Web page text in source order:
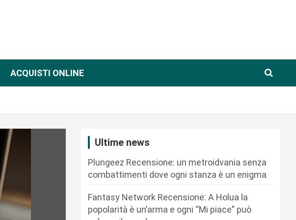
ACQUISTI ONLINE
Ultime news
Plungeez Recensione: un metroidvania senza
combattimenti dove ogni stanza è un enigma
Fantasy Network Recensione: A Holua la
popolarità è un’arma e ogni “Mi piace” può